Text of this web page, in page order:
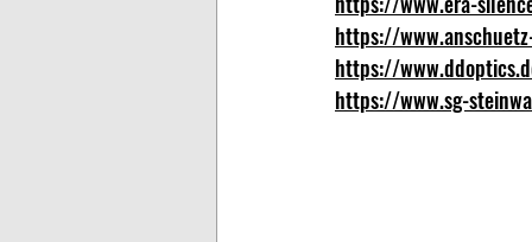
https://
https://
https://www.sg-